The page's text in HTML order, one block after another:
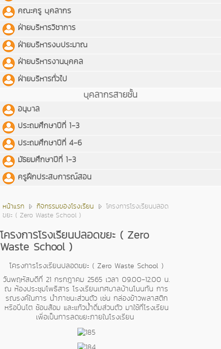
คณะครู บุคลากร
ฝ่ายบริหารวิชาการ
ฝ่ายบริหารงบประมาณ
ฝ่ายบริหารงานบุคคล
ฝ่ายบริหารทั่วไป
บุคลากรสายชั้น
อนุบาล
ประถมศึกษาปีที่ 1-3
ประถมศึกษาปีที่ 4-6
มัธยมศึกษาปีที่ 1-3
ครูฝึกประสบการณ์สอน
หน้าแรก กิจกรรมของโรงเรียน
โครงการโรงเรียนปลอด
ขยะ ( Zero Waste School )
โครงการโรงเรียนปลอดขยะ ( Zero
Waste School )
โครงการโรงเรียนปลอดขยะ ( Zero Waste School )
วันพฤหัสบดีที่ 21 กรกฎาคม 2565 เวลา 09.00-12.00 น.
ณ ห้องประชุมโพธิสาร โรงเรียนเทศบาลบ้านโนนทัน การ
รณรงค์ในการ นำภาชนะส่วนตัว เช่น กล่องข้าวพลาสติก
หรือปิ่นโต ช้อนส้อม และแก้วน้ำดื่มส่วนตัว มาใช้ที่โรงเรียน
เพื่อเป็นการลดขยะภายในโรงเรียน